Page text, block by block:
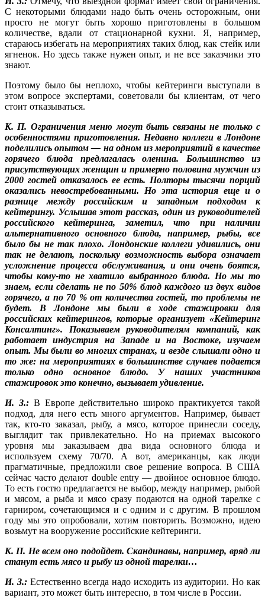
С некоторыми блюдами надо быть очень осторожным, они
просто не могут быть хорошо приготовлены в большом
количестве, вдали от стационарной кухни. Я, например,
стараюсь избегать на мероприятиях таких блюд, как стейк или
ягненок. Но здесь также нужен опыт, и не все заказчики это
знают.
Поэтому было бы неплохо, чтобы кейтеринги выступали в
этом вопросе экспертами, советовали бы клиентам, от чего
стоит отказываться.
К. П. Ограничения меню могут быть связаны не только с
особенностями приготовления. Недавно коллеги в Лондоне
поделились опытом — на одном из мероприятий в качестве
горячего блюда предлагалась оленина. Большинство из
присутствующих женщин и примерно половина мужчин из
2000 гостей отказалось ее есть. Полторы тысячи порций
оказались невостребованными. Но эта история еще и о
разнице между российским и западным подходом к
кейтерингу. Услышав этот рассказ, один из руководителей
российского кейтеринга, заметил, что при наличии
альтернативного основного блюда, например, рыбы, все
было бы не так плохо. Лондонские коллеги удивились, они
так не делают, поскольку возможность выбора означает
усложнение процесса обслуживания, и они очень боятся,
чтобы кому-то не хватило выбранного блюда. Но мы то
знаем, если сделать не по 50% блюд каждого из двух видов
горячего, а по 70 % от количества гостей, то проблемы не
будет. В Лондоне мы были в ходе стажировки для
российских кейтерингов, которые организует «Кейтеринг
Консалтинг». Показываем руководителям компаний, как
работает индустрия на Западе и на Востоке, изучаем
опыт. Мы были во многих странах, и везде слышали одно и
то же: на мероприятиях в большинстве случаев подается
только одно основное блюдо. У наших участников
стажировок это конечно, вызывает удивление.
И. З.:В Европе действительно широко практикуется такой
подход, для него есть много аргументов. Например, бывает
так, кто-то заказал, рыбу, а мясо, которое принесли соседу,
выглядит так привлекательно. Но на приемах высокого
уровня мы заказываем два вида основного блюда и
используем схему 70/70. А вот, американцы, как люди
прагматичные, предложили свое решение вопроса. В CША
сейчас часто делают double entry — двойное основное блюдо.
То есть гостю предлагается не выбор, между например, рыбой
и мясом, а рыба и мясо сразу подаются на одной тарелке с
гарниром, сочетающимся и с одним и с другим. В прошлом
году мы это опробовали, хотим повторить. Возможно, идею
возьмут на вооружение российские кейтеринги.
К. П. Не всем оно подойдет. Скандинавы, например, вряд ли
станут есть мясо и рыбу из одной тарелки…
И. З.:Естественно всегда надо исходить из аудитории. Но как
вариант, это может быть интересно, в том числе в России.